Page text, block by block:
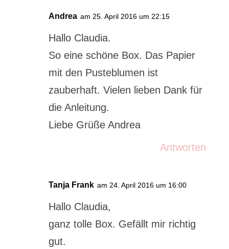
Andrea am 25. April 2016 um 22:15
Hallo Claudia.
So eine schöne Box. Das Papier
mit den Pusteblumen ist
zauberhaft. Vielen lieben Dank für
die Anleitung.
Liebe Grüße Andrea
Antworten
Tanja Frank am 24. April 2016 um 16:00
Hallo Claudia,
ganz tolle Box. Gefällt mir richtig
gut.